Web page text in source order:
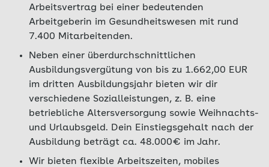
Arbeitsvertrag bei einer bedeutenden
Arbeitgeberin im Gesundheitswesen mit rund
7.400 Mitarbeitenden.
Neben einer überdurchschnittlichen
Ausbildungsvergütung von bis zu 1.662,00 EUR
im dritten Ausbildungsjahr bieten wir dir
verschiedene Sozialleistungen, z. B. eine
betriebliche Altersversorgung sowie Weihnachts-
und Urlaubsgeld. Dein Einstiegsgehalt nach der
Ausbildung beträgt ca. 48.000€ im Jahr.
Wir bieten flexible Arbeitszeiten, mobiles